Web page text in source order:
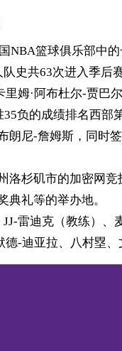
NBA篮球俱乐部中
史共63次进入季后
姆·阿布杜尔-贾巴
负的成绩排名西
朗尼-詹姆斯，同时
洛杉矶市的加密网
典礼等的举办地。
雷迪克（教练）
-迪亚拉、八村塁